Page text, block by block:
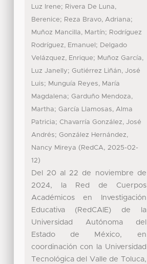
Luz Irene; Rivera De Luna,
Berenice; Reza Bravo, Adriana;
Muñoz Mancilla, Martín; Rodríguez
Rodríguez, Emanuel ; Delgado
Velázquez, Enrique; Muñoz García,
Luz Janelly; Gutiérrez Liñán, José
Luis; Munguía Reyes, María
Magdalena; Garduño Mendoza,
Martha; García Llamosas, Alma
Patricia; Chavarría González, José
Andrés; González Hernández,
Nancy Mireya ( RedCA, 2025-02-
12)
Del 20 al 22 de noviembre de
2024, la Red de Cuerpos
Académicos en Investigación
Educativa (RedCAIE) de la
Universidad Autónoma del
Estado de México, en
coordinación con la Universidad
Tecnológica del Valle de Toluca,